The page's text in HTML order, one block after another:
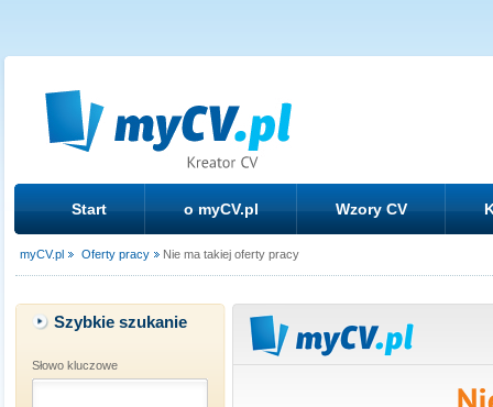
Start o myCV.pl Wzory CV
myCV.pl Oferty pracy Nie ma takiej oferty pracy
Szybkie szukanie
Słowo kluczowe